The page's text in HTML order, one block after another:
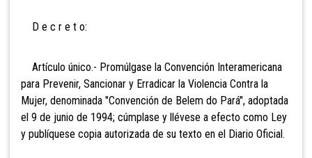
D e c r e t o:
Artículo único.- Promúlgase la Convención Interamericana
para Prevenir, Sancionar y Erradicar la Violencia Contra la
Mujer, denominada "Convención de Belem do Pará", adoptada
el 9 de junio de 1994; cúmplase y llévese a efecto como Ley
y publíquese copia autorizada de su texto en el Diario Oficial.